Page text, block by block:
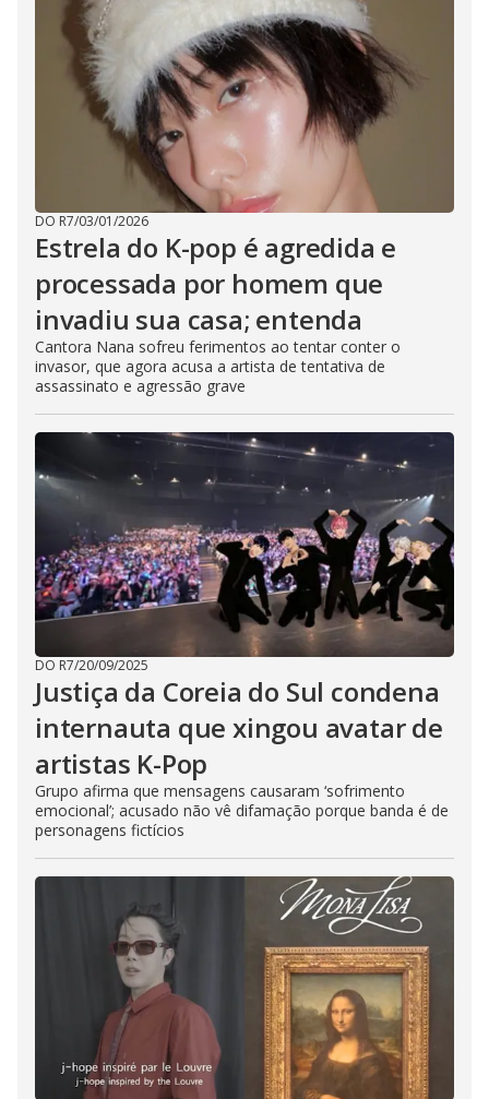
DO R7/03/01/2026
Estrela do K-pop é agredida e
processada por homem que
invadiu sua casa; entenda
Cantora Nana sofreu ferimentos ao tentar conter o
invasor, que agora acusa a artista de tentativa de
assassinato e agressão grave
DO R7/20/09/2025
Justiça da Coreia do Sul condena
internauta que xingou avatar de
artistas K-Pop
Grupo afirma que mensagens causaram ‘sofrimento
emocional’; acusado não vê difamação porque banda é de
personagens fictícios